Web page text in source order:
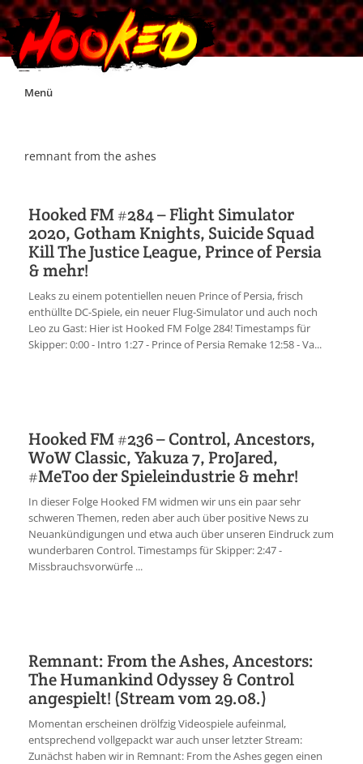
Skip
Menü
Impressum
Jobs
Discord
remnant from the ashes
Hooked FM #284 – Flight Simulator
2020, Gotham Knights, Suicide Squad
Kill The Justice League, Prince of Persia
& mehr!
Leaks zu einem potentiellen neuen Prince of Persia, frisch
enthüllte DC-Spiele, ein neuer Flug-Simulator und auch noch
Leo zu Gast: Hier ist Hooked FM Folge 284! Timestamps für
Skipper: 0:00 - Intro 1:27 - Prince of Persia Remake 12:58 - Va...
Hooked FM #236 – Control, Ancestors,
WoW Classic, Yakuza 7, ProJared,
#MeToo der Spieleindustrie & mehr!
In dieser Folge Hooked FM widmen wir uns ein paar sehr
schweren Themen, reden aber auch über positive News zu
Neuankündigungen und etwa auch über unseren Eindruck zum
wunderbaren Control. Timestamps für Skipper: 2:47 -
Missbrauchsvorwürfe ...
Remnant: From the Ashes, Ancestors:
The Humankind Odyssey & Control
angespielt! (Stream vom 29.08.)
Momentan erscheinen drölfzig Videospiele aufeinmal,
entsprechend vollgepackt war auch unser letzter Stream:
Zunächst haben wir in Remnant: From the Ashes gegen einen